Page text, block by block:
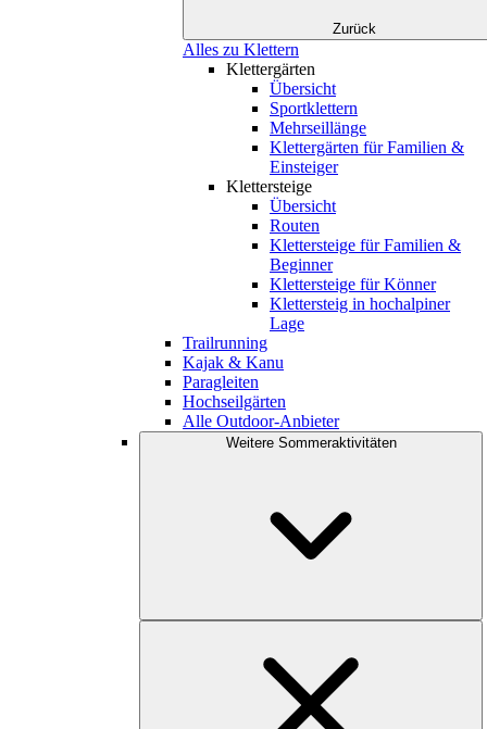
Zurück
Alles zu Klettern
Klettergärten
Übersicht
Sportklettern
Mehrseillänge
Klettergärten für Familien &
Einsteiger
Klettersteige
Übersicht
Routen
Klettersteige für Familien &
Beginner
Klettersteige für Könner
Klettersteig in hochalpiner
Lage
Trailrunning
Kajak & Kanu
Paragleiten
Hochseilgärten
Alle Outdoor-Anbieter
Weitere Sommeraktivitäten